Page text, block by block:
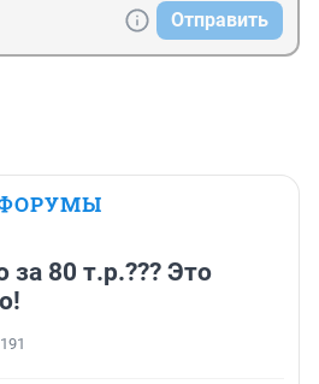
Отправить
за 80 т.р.??? Это
191